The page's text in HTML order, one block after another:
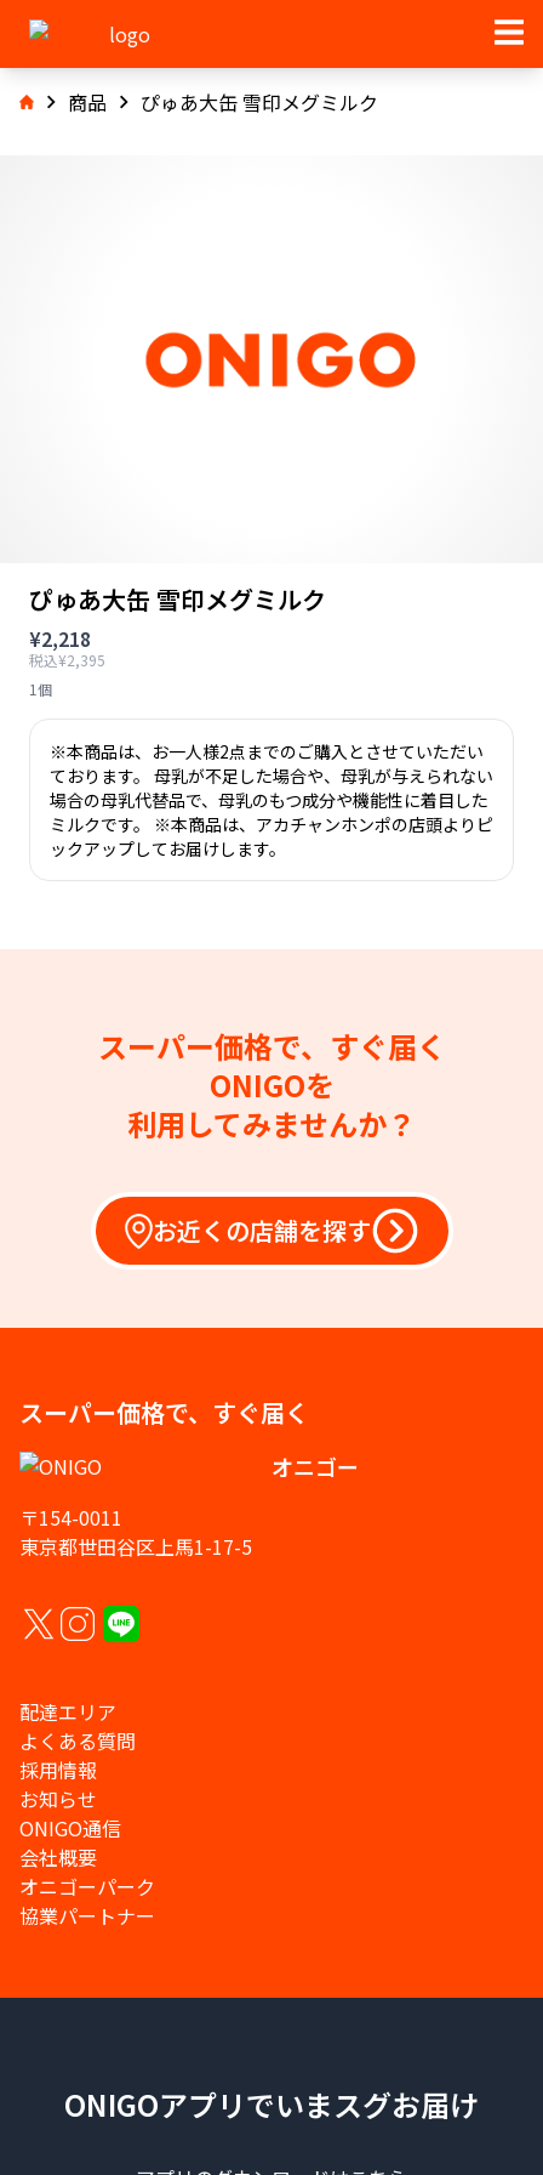
商品 ぴゅあ大缶 雪印メグミルク
ぴゅあ大缶 雪印メグミルク
¥2,218
税込¥2,395
1個
※本商品は、お一人様2点までのご購入とさせていただい
ております。 母乳が不足した場合や、母乳が与えられない
場合の母乳代替品で、母乳のもつ成分や機能性に着目した
ミルクです。 ※本商品は、アカチャンホンポの店頭よりピ
ックアップしてお届けします。
スーパー価格で、すぐ届く
ONIGOを
利用してみませんか？
お近くの店舗を探す
スーパー価格で、すぐ届く
オニゴー
〒154-0011
東京都世田谷区上馬1-17-5
配達エリア
よくある質問
採用情報
お知らせ
ONIGO通信
会社概要
オニゴーパーク
協業パートナー
ONIGOアプリでいまスグお届け